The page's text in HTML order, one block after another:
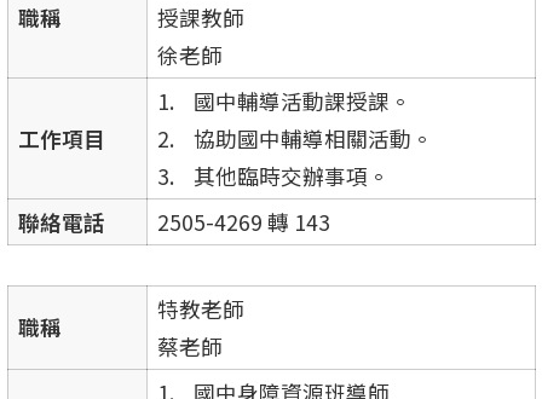
職稱
授課教師
徐老師
工作項目
國中輔導活動課授課。
協助國中輔導相關活動。
其他臨時交辦事項。
聯絡電話
2505-4269 轉 143
職稱
特教老師
蔡老師
國中身障資源班導師